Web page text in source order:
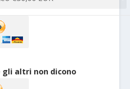
gli altri non dicono